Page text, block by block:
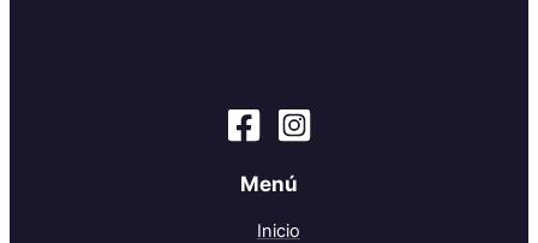
Menú
Inicio